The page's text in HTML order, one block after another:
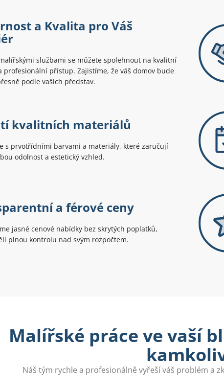
a Kvalita pro Váš
službami se můžete spolehnout na kvalitní
profesionální přístup. Zajistíme, že váš domov bude
podle vašich představ.
kvalitních materiálů
s prvotřídními barvami a materiály, které zaručují
odolnost a estetický vzhled.
a férové ceny
jasné cenové nabídky bez skrytých poplatků,
plnou kontrolu nad svým rozpočtem.
Malířské práce ve vaší
Náš tým rychle a profesionálně vyřeší váš problém a